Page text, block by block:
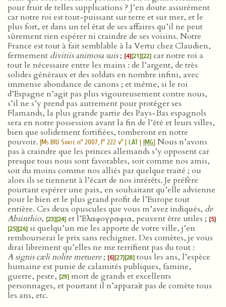
pour fruit de telles supplications ? J’en doute assurément
car notre roi est tout-puissant sur terre et sur mer, et le
plus fort, et dans un tel état de ses affaires qu’il ne peut
sûrement rien espérer ni craindre de ses voisins. Notre
France est tout à fait semblable à la Vertu chez Claudien,
fermement divitiis animosa suis; [4][21][22] car notre roi a
tout le nécessaire entre les mains : de l’argent, de très
solides généraux et des soldats en nombre infini, avec
immense abondance de canons ; et même, si le roi
d’Espagne n’agit pas plus vigoureusement contre nous,
s’il ne s’y prend pas autrement pour protéger ses
Flamands, la plus grande partie des Pays-Bas espagnols
sera en notre possession avant la fin de l’été et leurs villes,
bien que solidement fortifiées, tomberont en notre
pouvoir. [Ms BIU Santé no 2007, fo 222 vo | LAT| IMG] Nous n’avons
pas à craindre que les princes allemands s’y opposent car
presque tous nous sont favorables, soit comme nos amis,
soit du moins comme nos alliés par quelque traité ; ou
alors ils se tiennent à l’écart de nos intérêts. Je préfère
pourtant espérer une paix, en souhaitant qu’elle advienne
pour le bien et le plus grand profit de l’Europe tout
entière. Ces deux opuscules que vous m’avez indiqués, de
Absinthio, [23][24] et l’Ελαφογραφια, peuvent être utiles ; [5]
[25][26] si quelqu’un me les apporte de votre ville, j’en
rembourserai le prix sans rechigner. Des comètes, je vous
dirai librement qu’elles ne me terrifient pas du tout :
A signis cæli nolite metuere; [6][27][28] tous les ans, l’espèce
humaine est punie de calamités publiques, famine,
guerre, peste, [29] mort de grands et excellents
personnages, et pourtant il n’apparaît pas de comète tous
les ans, etc.